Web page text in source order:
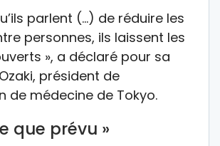
parlent (…) de réduire les
personnes, ils laissent les
», a déclaré pour sa
président de
de médecine de Tokyo.
que prévu »